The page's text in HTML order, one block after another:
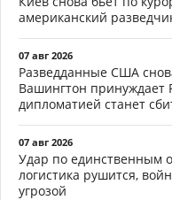
американский
07 авг 2026
Разведданные США
Вашингтон принуждает
дипломатией станет
07 авг 2026
Удар по единственным
логистика рушится,
угрозой